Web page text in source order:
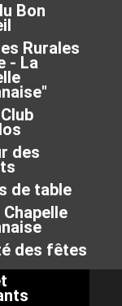
Bon
Rurales
- La
des
de table
Chapelle
des fêtes